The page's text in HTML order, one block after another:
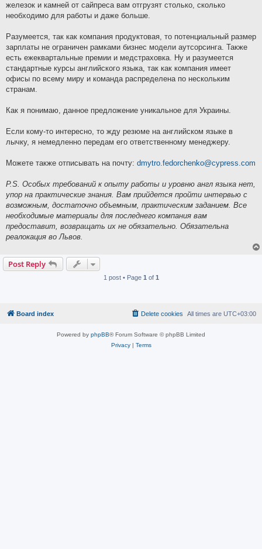
железок и камней от сайпреса вам отгрузят столько, сколько
необходимо для работы и даже больше.
Разумеется, так как компания продуктовая, то потенциальный размер
зарплаты не ограничен рамками бизнес модели аутсорсинга. Также
есть ежеквартальные премии и медстраховка. Ну и разумеется
стандартные курсы английского языка, так как компания имеет
офисы по всему миру и команда распределена по нескольким
странам.
Как я понимаю, данное предложение уникальное для Украины.
Если кому-то интересно, то жду резюме на английском языке в
лычку, я немедленно передам его ответственному менеджеру.
Можете также отписывать на почту: dmytro.fedorchenko@cypress.com
P.S. Особых требований к опыту работы и уровню англ языка нет,
упор на практические знания. Вам прийдется пройти интервью с
возможным, достаточно объемным, практическим заданием. Все
необходимые материалы для последнего компания вам
предоставит, возвращать их не обязательно. Обязательна
реалокация во Львов.
Post Reply
1 post • Page 1 of 1
Board index All times are UTC+03:00
Delete cookies
Powered by phpBB® Forum Software © phpBB Limited
Privacy| Terms